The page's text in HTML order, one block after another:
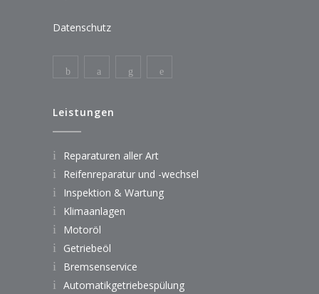
Datenschutz
Leistungen
Reparaturen aller Art
Reifenreparatur und -wechsel
Inspektion & Wartung
Klimaanlagen
Motoröl
Getriebeöl
Bremsenservice
Automatikgetriebespülung